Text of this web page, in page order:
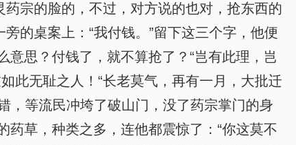
宗的脸的，不过，对方说的也对，抢东西的
的桌案上：“我付钱。”留下这三个字，他便
思？付钱了，就不算抢了？“岂有此理，岂
此无耻之人！“长老莫气，再有一月，大批迁
，等流民冲垮了破山门，没了药宗掌门的身
草，种类之多，连他都震惊了：“你这莫不